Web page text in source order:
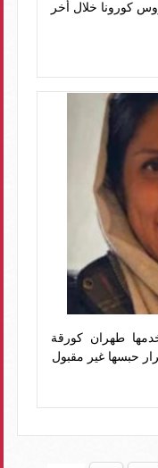
حالة من فيروس كورونا خلال أخر
طهران كورقة
حبسها غير مقبول